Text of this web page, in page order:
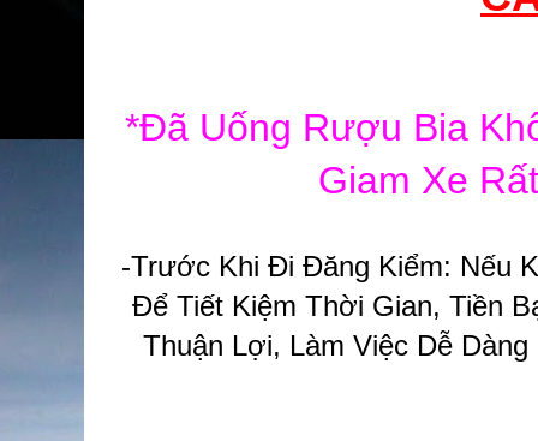
*Đã Uống Rượu Bia
Giam Xe
-Trước Khi Đi Đăng Kiểm: Nếu
Để Tiết Kiệm Thời Gian, Tiền
Thuận Lợi, Làm Việc Dễ